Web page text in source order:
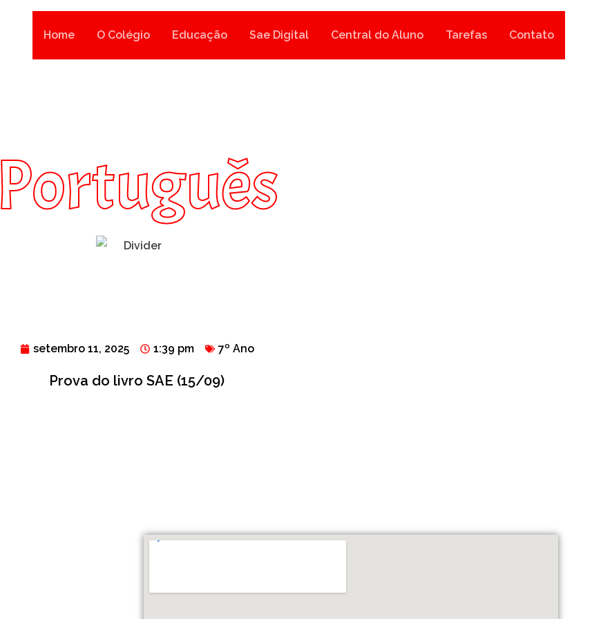
Home O Colégio Educação Sae Digital Central do Aluno Tarefas Contato
Português
setembro 11, 2025 1:39 pm 7º Ano
Prova do livro SAE (15/09)